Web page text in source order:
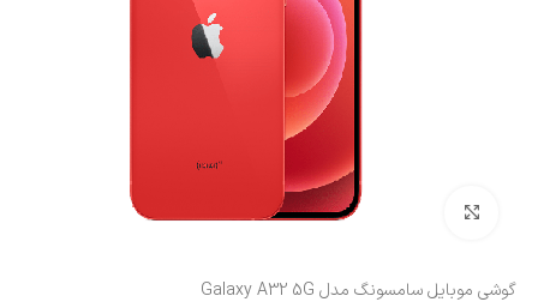
بزرگنمایی تصویر
گوشی موبایل سامسونگ مدل Galaxy A32 5G